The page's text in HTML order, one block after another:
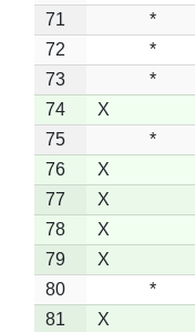
71
*
72
*
73
*
74
X
75
*
76
X
77
X
78
X
79
X
80
*
81
X